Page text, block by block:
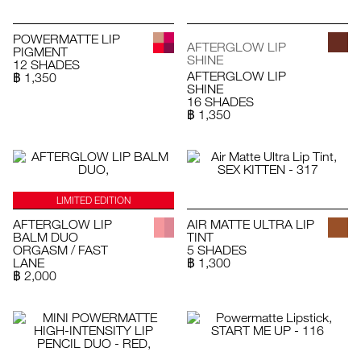
POWERMATTE LIP
PIGMENT
12 SHADES
฿ 1,350
AFTERGLOW LIP
SHINE
AFTERGLOW LIP
SHINE
16 SHADES
฿ 1,350
LIMITED EDITION
AFTERGLOW LIP
BALM DUO
ORGASM / FAST
LANE
฿ 2,000
AIR MATTE ULTRA LIP
TINT
5 SHADES
฿ 1,300